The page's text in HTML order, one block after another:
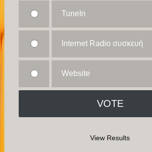
TuneIn
Internet Radio συσκευή
Website
View Results